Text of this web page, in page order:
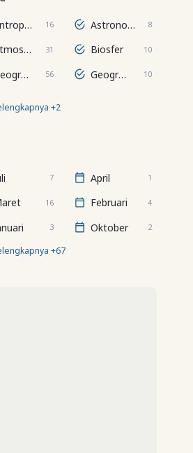
Antroposfer 16 Astronomi 8
Atmosfer 31 Biosfer 10
Geografi Regional Dunia 56 Geografi Wilayah 10
Hidrosfer 24+2
7 April 1
16 Februari 4
3 Oktober 2
+67